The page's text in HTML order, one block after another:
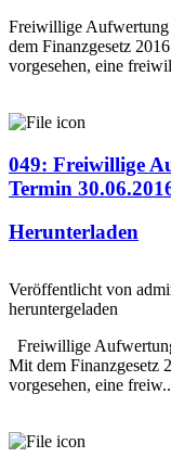
Freiwillige
dem Finanzgesetz
vorgesehen, eine
049: Freiwillige
Termin
Herunterladen
Veröffentlicht von
heruntergeladen
Freiwillige
Mit dem Finanzgesetz
vorgesehen, eine